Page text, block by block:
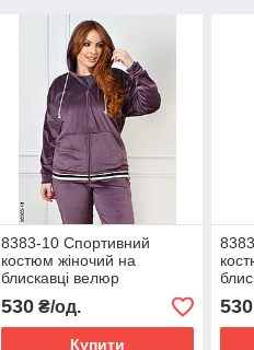
8383-10 Спортивний
костюм жіночий на
блискавці велюр
напівбатал (4 од:
48,50,52,54)
530₴/од.
Купити
530